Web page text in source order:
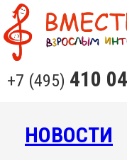
+7 (495) 410
НОВОСТИ